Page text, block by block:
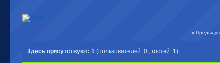
«
Здесь присутствуют: 1 (пользователей: 0 , гостей: 1)